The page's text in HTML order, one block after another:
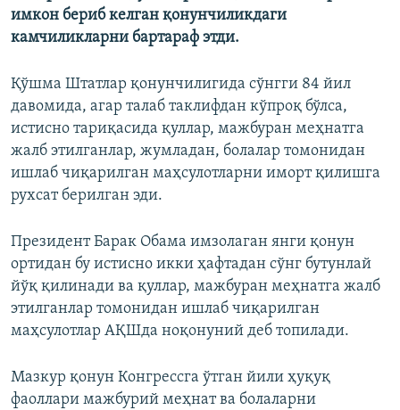
имкон бериб келган қонунчиликдаги
камчиликларни бартараф этди.
Қўшма Штатлар қонунчилигида сўнгги 84 йил
давомида, агар талаб таклифдан кўпроқ бўлса,
истисно тариқасида қуллар, мажбуран меҳнатга
жалб этилганлар, жумладан, болалар томонидан
ишлаб чиқарилган маҳсулотларни иморт қилишга
рухсат берилган эди.
Президент Барак Обама имзолаган янги қонун
ортидан бу истисно икки ҳафтадан сўнг бутунлай
йўқ қилинади ва қуллар, мажбуран меҳнатга жалб
этилганлар томонидан ишлаб чиқарилган
маҳсулотлар АҚШда ноқонуний деб топилади.
Мазкур қонун Конгрессга ўтган йили ҳуқуқ
фаоллари мажбурий меҳнат ва болаларни